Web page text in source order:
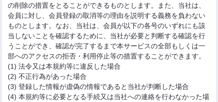
の削除の措置をとることができるものとします。また、当社は、
会員に対し、会員登録の取消等の理由を説明する義務を負わない
ものとします。なお、当社は、会員が以下の各号のいずれにも該
当しないことを確認するために、当社が必要と判断する確認を行
うことができ、確認が完了するまで本サービスの全部もしくは一
部へのアクセスの拒否・利用停止等の措置することができます。
(1) 法令又は本規約等に違反した場合
(2) 不正行為があった場合
(3) 登録した情報が虚偽の情報であると当社が判断した場合
(4) 本規約等に必要となる手続又は当社への連絡を行わなかった場